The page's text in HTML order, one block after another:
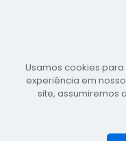
Centro, São
E-MAIL:
Copyright 2021-
Prefeitura
publicidade
Usamos cookies
experiência em
site, assumiremos